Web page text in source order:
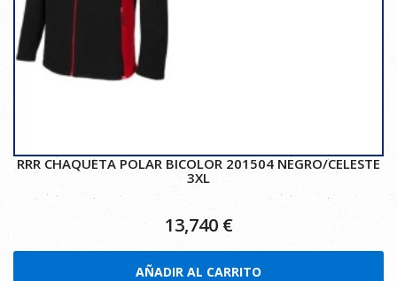
RRR CHAQUETA POLAR BICOLOR 201504 NEGRO/CELESTE
3XL
13,740 €
AÑADIR AL CARRITO